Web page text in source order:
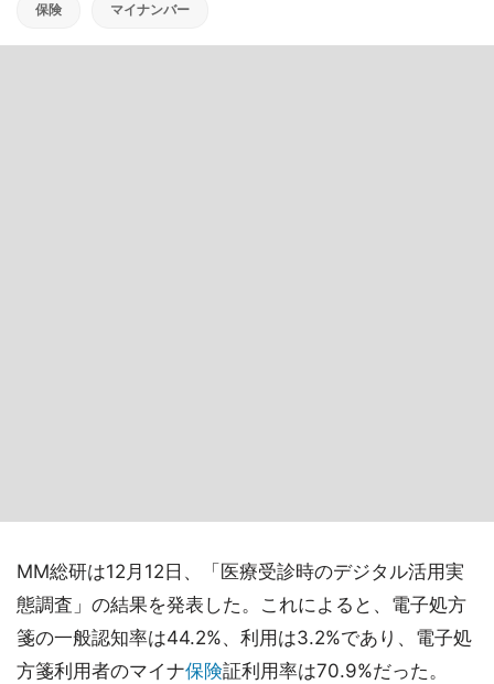
保険 マイナンバー
MM総研は12月12日、「医療受診時のデジタル活用実
態調査」の結果を発表した。これによると、電子処方
箋の一般認知率は44.2%、利用は3.2%であり、電子処
方箋利用者のマイナ保険証利用率は70.9%だった。